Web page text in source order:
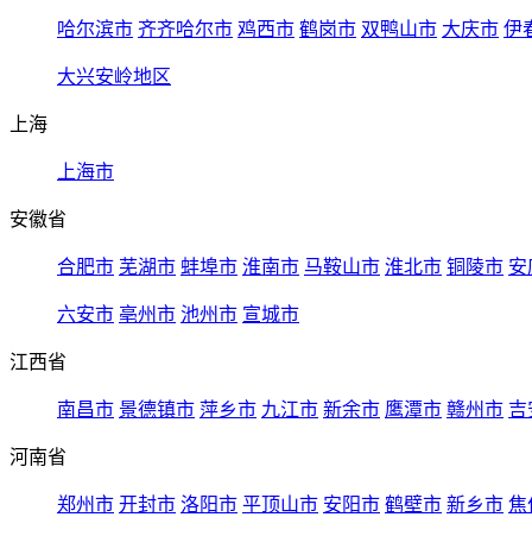
哈尔滨市 齐齐哈尔市 鸡西市 鹤岗市 双鸭山市 大庆市 伊
大兴安岭地区
上海
上海市
安徽省
合肥市 芜湖市 蚌埠市 淮南市 马鞍山市 淮北市 铜陵市 安
六安市 亳州市 池州市 宣城市
江西省
南昌市 景德镇市 萍乡市 九江市 新余市 鹰潭市 赣州市 吉
河南省
郑州市 开封市 洛阳市 平顶山市 安阳市 鹤壁市 新乡市 焦